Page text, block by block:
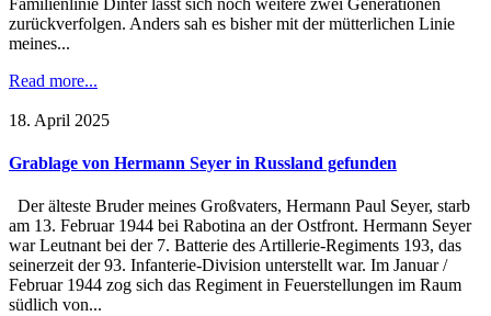
zurückverfolgen. Anders sah es bisher mit der mütterlichen Linie
meines...
Read more...
18. April 2025
Grablage von Hermann Seyer in Russland gefunden
Der älteste Bruder meines Großvaters, Hermann Paul Seyer, starb
am 13. Februar 1944 bei Rabotina an der Ostfront. Hermann Seyer
war Leutnant bei der 7. Batterie des Artillerie-Regiments 193, das
seinerzeit der 93. Infanterie-Division unterstellt war. Im Januar /
Februar 1944 zog sich das Regiment in Feuerstellungen im Raum
südlich von...